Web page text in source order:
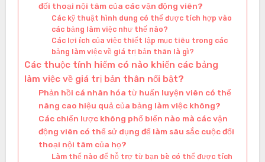
đối thoại nội tâm của các vận động viên?
Các kỹ thuật hình dung có thể được tích hợp vào
các bảng làm việc như thế nào?
Các lợi ích của việc thiết lập mục tiêu trong các
bảng làm việc về giá trị bản thân là gì?
Các thuộc tính hiếm có nào khiến các bảng
làm việc về giá trị bản thân nổi bật?
Phản hồi cá nhân hóa từ huấn luyện viên có thể
nâng cao hiệu quả của bảng làm việc không?
Các chiến lược không phổ biến nào mà các vận
động viên có thể sử dụng để làm sâu sắc cuộc đối
thoại nội tâm của họ?
Làm thế nào để hỗ trợ từ bạn bè có thể được tích